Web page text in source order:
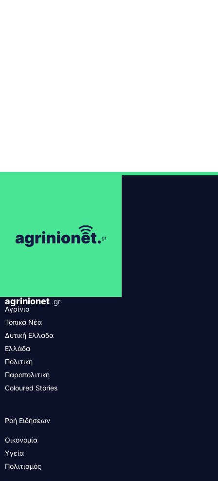
agrinionet .gr
Αγρίνιο
Τοπικά Νέα
Δυτική Ελλάδα
Ελλάδα
Πολιτική
Παραπολιτική
Coloured Stories
Ροή Ειδήσεων
Οικονομία
Υγεία
Πολιτισμός